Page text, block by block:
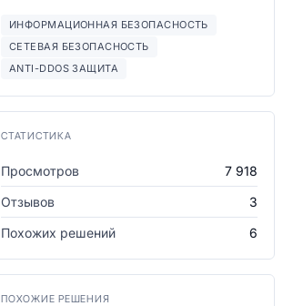
ИНФОРМАЦИОННАЯ БЕЗОПАСНОСТЬ
СЕТЕВАЯ БЕЗОПАСНОСТЬ
ANTI-DDOS ЗАЩИТА
СТАТИСТИКА
Просмотров
7 918
Отзывов
3
Похожих решений
6
ПОХОЖИЕ РЕШЕНИЯ